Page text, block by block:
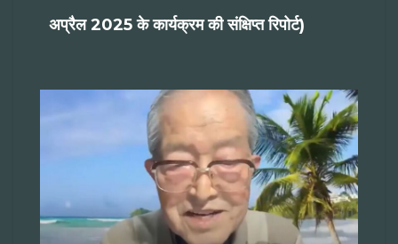
अप्रैल 2025 के कार्यक्रम की संक्षिप्त रिपोर्ट)